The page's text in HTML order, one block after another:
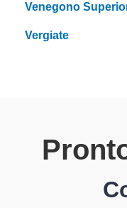
Venegono
Vergiate